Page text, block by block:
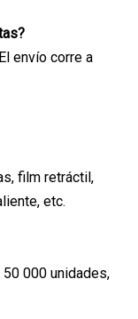
envío corre a
film retráctil,
etc.
000 unidades,